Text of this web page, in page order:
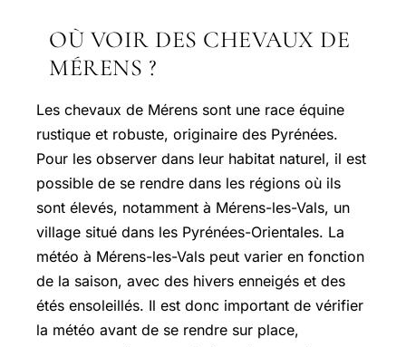
OÙ VOIR DES CHEVAUX DE
MÉRENS ?
Les chevaux de Mérens sont une race équine
rustique et robuste, originaire des Pyrénées.
Pour les observer dans leur habitat naturel, il est
possible de se rendre dans les régions où ils
sont élevés, notamment à Mérens-les-Vals, un
village situé dans les Pyrénées-Orientales. La
météo à Mérens-les-Vals peut varier en fonction
de la saison, avec des hivers enneigés et des
étés ensoleillés. Il est donc important de vérifier
la météo avant de se rendre sur place,